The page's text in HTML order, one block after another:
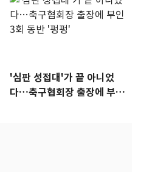
'심판 성접대'가 끝 아니었
다…축구협회장 출장에 부인